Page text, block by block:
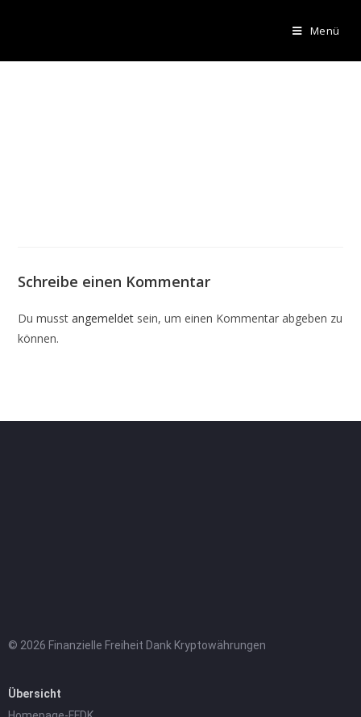
Menü
Schreibe einen Kommentar
Du musstangemeldet sein, um einen Kommentar abgeben zu
können.
© 2026 Finanzielle Freiheit Dank Kryptowährungen
Übersicht